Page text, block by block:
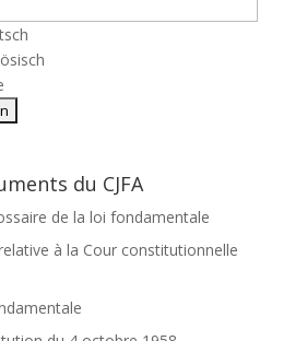
du CJFA
de la loi fondamentale
relative à la Cour constitutionnelle